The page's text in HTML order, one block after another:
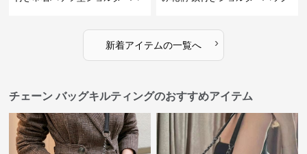
新着アイテムの一覧へ ›
チェーン バッグキルティングのおすすめアイテム